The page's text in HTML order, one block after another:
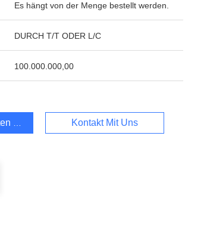
Es hängt von der Menge bestellt werden.
DURCH T/T ODER L/C
100.000.000,00
Preis Kontakt Mit Uns